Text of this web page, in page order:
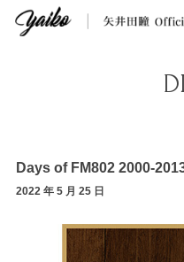
Days of FM802 2000-
2022 年 5 月 25 日